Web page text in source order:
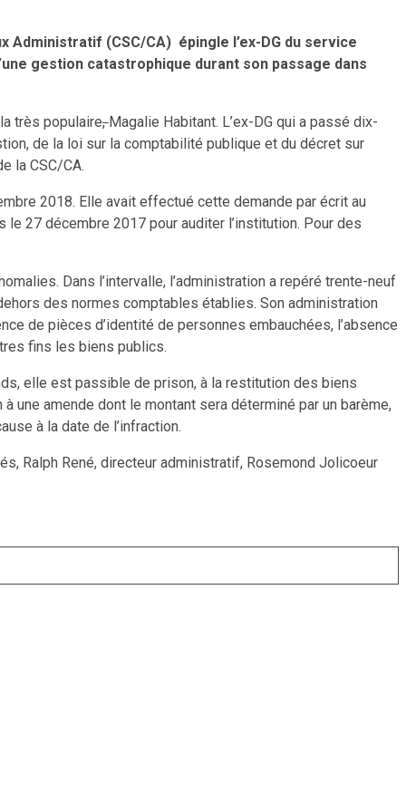
Administratif (CSC/CA) épingle l’ex-DG du service
gestion catastrophique durant son passage dans
très populaire,Magalie Habitant. L’ex-DG qui a passé dix-
de la loi sur la comptabilité publique et du décret sur
la CSC/CA.
2018. Elle avait effectué cette demande par écrit au
27 décembre 2017 pour auditer l’institution. Pour des
Dans l’intervalle, l’administration a repéré trente-neuf
des normes comptables établies. Son administration
de pièces d’identité de personnes embauchées, l’absence
fins les biens publics.
elle est passible de prison, à la restitution des biens
une amende dont le montant sera déterminé par un barème,
à la date de l’infraction.
Ralph René, directeur administratif, Rosemond Jolicoeur